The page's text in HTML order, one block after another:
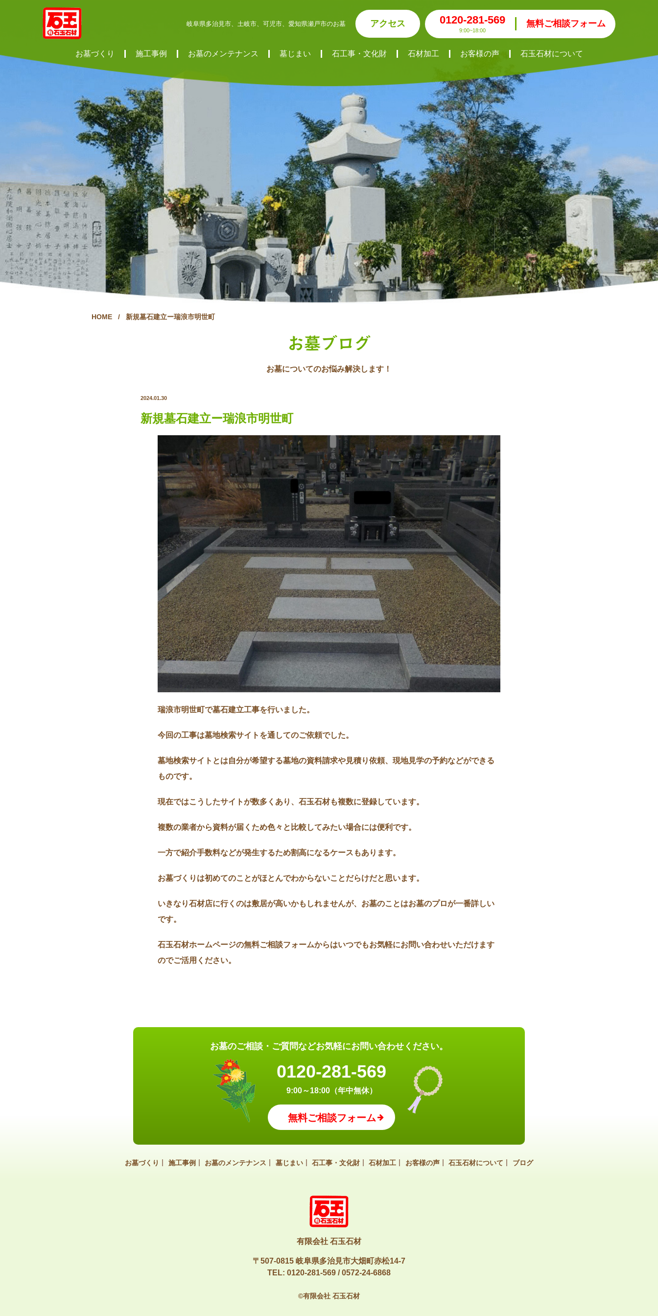
岐阜県多治見市、土岐市、可児市、愛知県瀬戸市のお墓 アクセス 0120-281-569
9:00~18:00
無料ご相談フォーム
お墓づくり 施工事例 お墓のメンテナンス 墓じまい 石工事・文化財 石材加工 お客様の声 石玉石材について
HOME / 新規墓石建立ー瑞浪市明世町
お墓ブログ
お墓についてのお悩み解決します！
2024.01.30
新規墓石建立ー瑞浪市明世町
瑞浪市明世町で墓石建立工事を行いました。
今回の工事は墓地検索サイトを通してのご依頼でした。
墓地検索サイトとは自分が希望する墓地の資料請求や見積り依頼、現地見学の予約などができる
ものです。
現在ではこうしたサイトが数多くあり、石玉石材も複数に登録しています。
複数の業者から資料が届くため色々と比較してみたい場合には便利です。
一方で紹介手数料などが発生するため割高になるケースもあります。
お墓づくりは初めてのことがほとんでわからないことだらけだと思います。
いきなり石材店に行くのは敷居が高いかもしれませんが、お墓のことはお墓のプロが一番詳しい
です。
石玉石材ホームページの無料ご相談フォームからはいつでもお気軽にお問い合わせいただけます
のでご活用ください。
お墓のご相談・ご質問などお気軽にお問い合わせください。
0120-281-569
9:00～18:00（年中無休）
無料ご相談フォーム
お墓づくり 施工事例 お墓のメンテナンス 墓じまい 石工事・文化財 石材加工 お客様の声 石玉石材について ブログ
有限会社 石玉石材
〒507-0815 岐阜県多治見市大畑町赤松14-7
TEL: 0120-281-569 /0572-24-6868
©有限会社 石玉石材